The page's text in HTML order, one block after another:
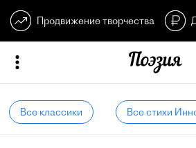
Продвижение творчества
Все классики Все стихи